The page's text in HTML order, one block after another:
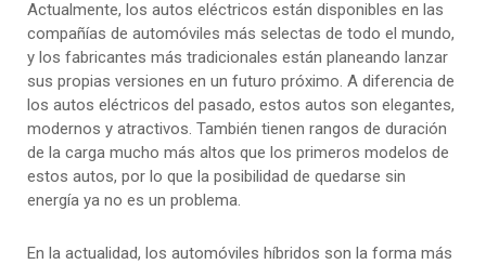
Actualmente, los autos eléctricos están disponibles en las
compañías de automóviles más selectas de todo el mundo,
y los fabricantes más tradicionales están planeando lanzar
sus propias versiones en un futuro próximo. A diferencia de
los autos eléctricos del pasado, estos autos son elegantes,
modernos y atractivos. También tienen rangos de duración
de la carga mucho más altos que los primeros modelos de
estos autos, por lo que la posibilidad de quedarse sin
energía ya no es un problema.
En la actualidad, los automóviles híbridos son la forma más